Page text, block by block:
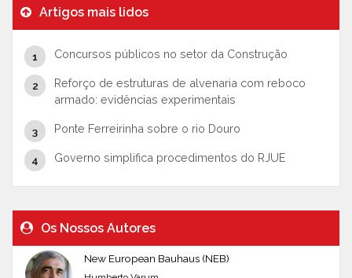
Artigos mais lidos
Concursos públicos no setor da Construção
Reforço de estruturas de alvenaria com reboco
armado: evidências experimentais
Ponte Ferreirinha sobre o rio Douro
Governo simplifica procedimentos do RJUE
Os Nossos Autores
New European Bauhaus (NEB)